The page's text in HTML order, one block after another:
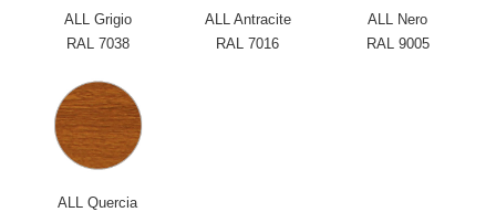
ALL Grigio
RAL 7038
ALL Antracite
RAL 7016
ALL Nero
RAL 9005
ALL Quercia